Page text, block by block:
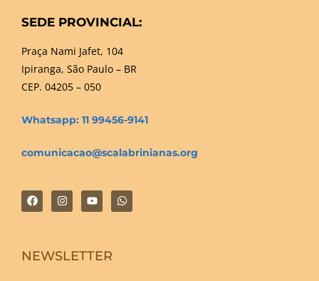
SEDE PROVINCIAL:
Praça Nami Jafet, 104
Ipiranga, São Paulo – BR
CEP. 04205 – 050
Whatsapp: 11 99456-9141
comunicacao@scalabrinianas.org
NEWSLETTER